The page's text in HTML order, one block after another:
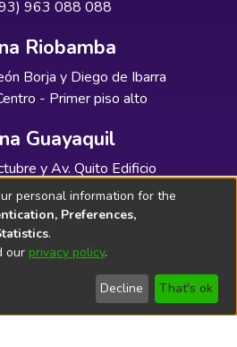
963 088 088
Riobamba
Borja y Diego de Ibarra
- Primer piso alto
Guayaquil
y Av. Quito Edificio
- Planta baja
Bibliolatino.com
personal information for the
Preferences,
.
our privacy policy.
Decline That's ok